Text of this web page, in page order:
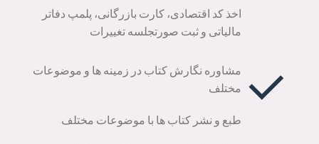
اخذ کد اقتصادی، کارت بازرگانی، پلمپ دفاتر
مالیاتی و ثبت صورتجلسه تغییرات
مشاوره نگارش کتاب در زمینه ها و موضوعات
مختلف
طبع و نشر کتاب ها با موضوعات مختلف